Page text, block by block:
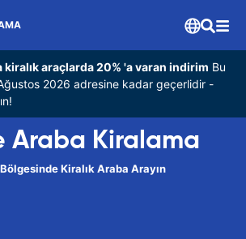
kiralık araçlarda 20% 'a varan indirim Bu
2026 adresine kadar geçerlidir -
Araba Kiralama
Kiralık Araba Arayın